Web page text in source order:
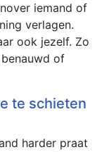
iemand of
verlagen.
ook jezelf. Zo
of
te schieten
harder praat